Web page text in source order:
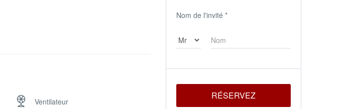
Ventilateur
Nom de l'invité *
RÉSERVEZ